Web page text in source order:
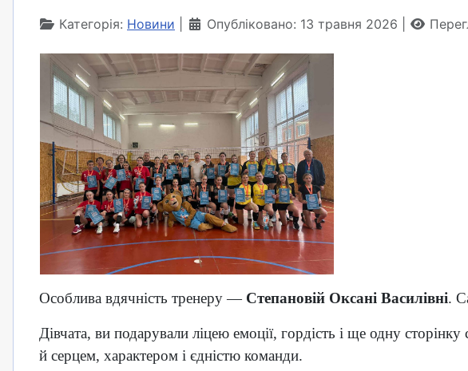
Категорія: Новини Опубліковано: 13 травня 2026
Особлива вдячність тренеру — Степановій Оксані Василівні.
Дівчата, ви подарували ліцею емоції, гордість і ще одну
й серцем, характером і єдністю команди.